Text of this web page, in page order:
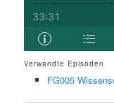
Verwandte Episoden
FG005